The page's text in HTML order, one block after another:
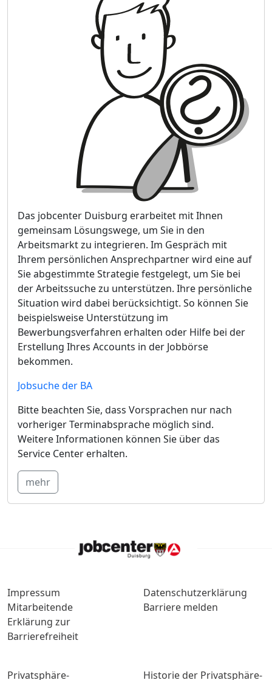
Das jobcenter Duisburg erarbeitet mit Ihnen
gemeinsam Lösungswege, um Sie in den
Arbeitsmarkt zu integrieren. Im Gespräch mit
Ihrem persönlichen Ansprechpartner wird eine auf
Sie abgestimmte Strategie festgelegt, um Sie bei
der Arbeitssuche zu unterstützen. Ihre persönliche
Situation wird dabei berücksichtigt. So können Sie
beispielsweise Unterstützung im
Bewerbungsverfahren erhalten oder Hilfe bei der
Erstellung Ihres Accounts in der Jobbörse
bekommen.
Jobsuche der BA
Bitte beachten Sie, dass Vorsprachen nur nach
vorheriger Terminabsprache möglich sind.
Weitere Informationen können Sie über das
Service Center erhalten.
mehr
Impressum
Datenschutzerklärung
Mitarbeitende
Barriere melden
Erklärung zur
Barrierefreiheit
Privatsphäre- Historie der Privatsphäre-